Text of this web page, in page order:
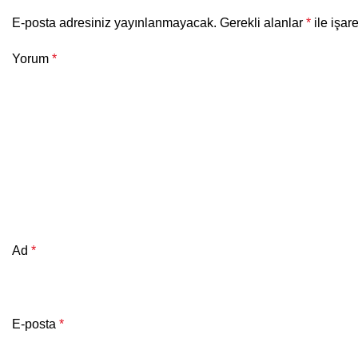
E-posta adresiniz yayınlanmayacak. Gerekli alanlar * ile
Yorum *
Ad *
E-posta *